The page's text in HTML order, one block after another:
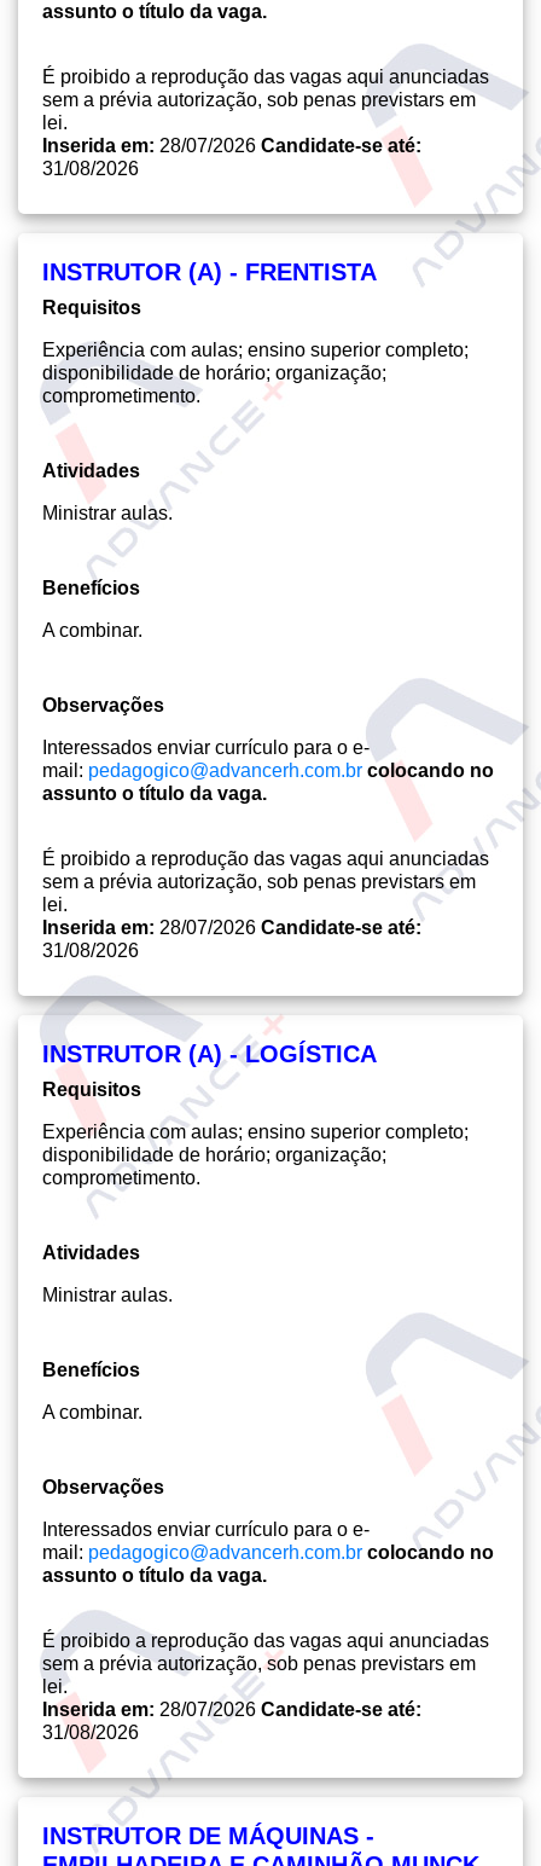
assunto o título da vaga.
É proibido a reprodução das vagas aqui anunciadas
sem a prévia autorização, sob penas previstars em
lei.
Inserida em: 28/07/2026 Candidate-se até:
31/08/2026
INSTRUTOR (A) - FRENTISTA
Requisitos
Experiência com aulas; ensino superior completo;
disponibilidade de horário; organização;
comprometimento.
Atividades
Ministrar aulas.
Benefícios
A combinar.
Observações
Interessados enviar currículo para o e-
mail: pedagogico@advancerh.com.br colocando no
assunto o título da vaga.
É proibido a reprodução das vagas aqui anunciadas
sem a prévia autorização, sob penas previstars em
lei.
Inserida em: 28/07/2026 Candidate-se até:
31/08/2026
INSTRUTOR (A) - LOGÍSTICA
Requisitos
Experiência com aulas; ensino superior completo;
disponibilidade de horário; organização;
comprometimento.
Atividades
Ministrar aulas.
Benefícios
A combinar.
Observações
Interessados enviar currículo para o e-
mail: pedagogico@advancerh.com.br colocando no
assunto o título da vaga.
É proibido a reprodução das vagas aqui anunciadas
sem a prévia autorização, sob penas previstars em
lei.
Inserida em: 28/07/2026 Candidate-se até:
31/08/2026
INSTRUTOR DE MÁQUINAS -